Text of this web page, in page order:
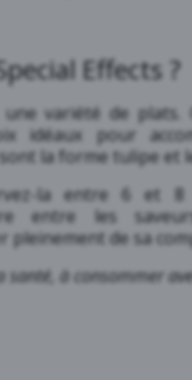
Effects ?
une variété de plats.
idéaux pour
la forme tulipe et
la entre 6 et 8
entre les
de sa
santé, à consommer